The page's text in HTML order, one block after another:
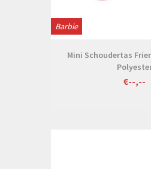
Barbie
Mini Schoudertas
€--,--